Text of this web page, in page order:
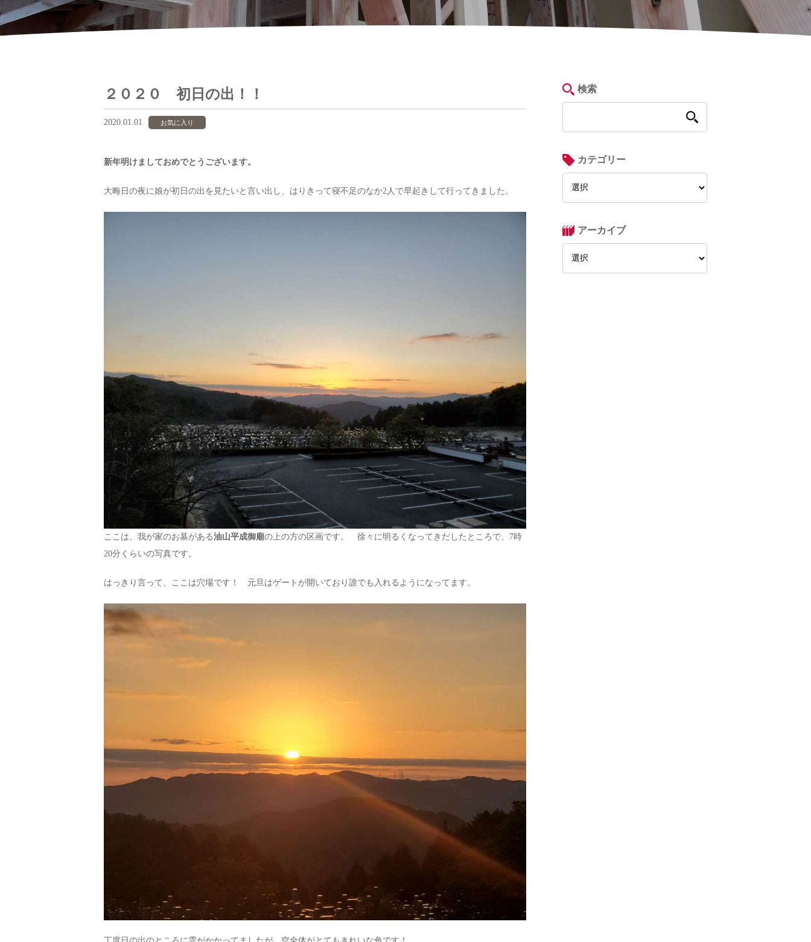
２０２０ 初日の出！！
2020.01.01 お気に入り
新年明けましておめでとうございます。
大晦日の夜に娘が初日の出を見たいと言い出し、はりきって寝不足のなか2人で早起きして行ってきました。
ここは、我が家のお墓がある油山平成御廟の上の方の区画です。 徐々に明るくなってきだしたところで、7時
20分くらいの写真です。
はっきり言って、ここは穴場です！ 元旦はゲートが開いており誰でも入れるようになってます。
検索
カテゴリー
アーカイブ